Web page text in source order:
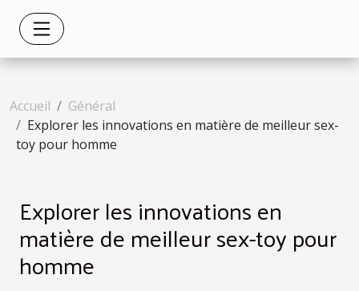
Accueil
Général
Explorer les innovations en matière de meilleur sex-
toy pour homme
Explorer les innovations en
matière de meilleur sex-toy pour
homme